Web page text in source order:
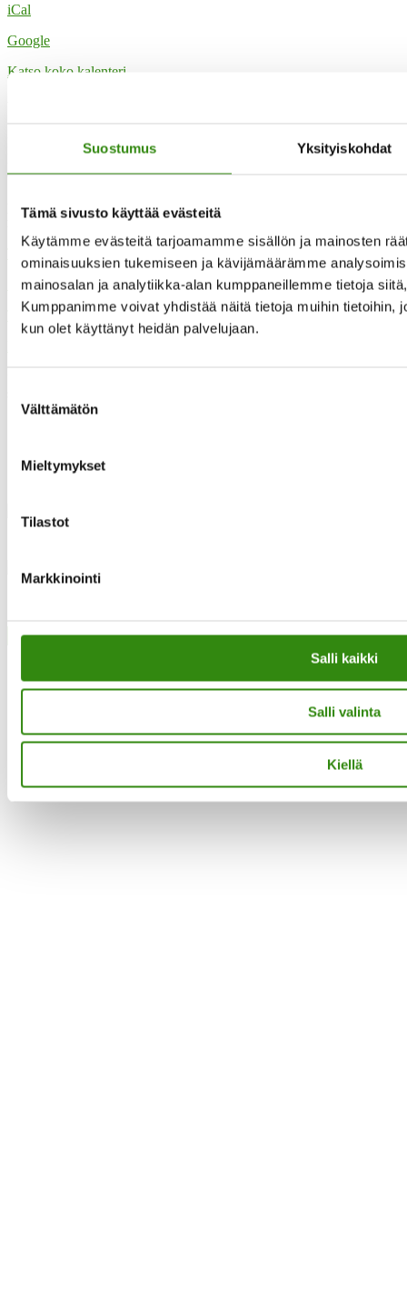
Suostumus Yksityiskohdat
Tämä sivusto käyttää evästeitä
Käytämme evästeitä tarjoamamme sisällön ja mainosten
ominaisuuksien tukemiseen ja kävijämäärämme
mainosalan ja analytiikka-alan kumppaneillemme tietoja
Kumppanimme voivat yhdistää näitä tietoja muihin tietoihin,
kun olet käyttänyt heidän palvelujaan.
valinta
Välttämätön
Mieltymykset
Tilastot
Markkinointi
Salli kaikki
Salli valinta
Kiellä
iCal
Google
Katso koko kalenteri
Maaseudun tukihenkilöverkko
Eerikinkatu 27, 6. krs
00180 Helsinki
puh. 0400 789 481
mia.kalpa@tukihenkilo.fi
Tukihenkilöiden tupa
Saavutettavuusseloste
Tilaa uutiskirjeemme
Close